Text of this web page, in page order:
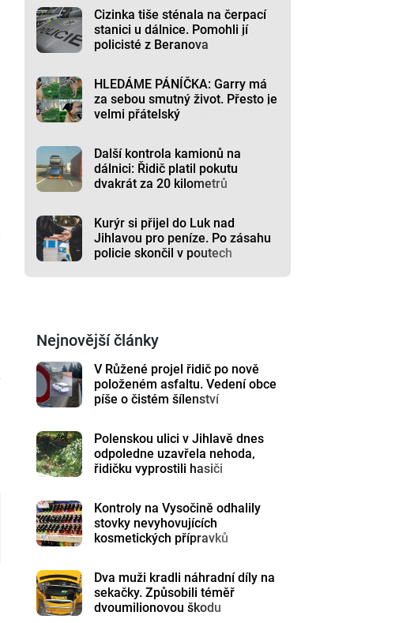
Cizinka tiše sténala na čerpací
stanici u dálnice. Pomohli jí
policisté z Beranova
HLEDÁME PÁNÍČKA: Garry má
za sebou smutný život. Přesto je
velmi přátelský
Další kontrola kamionů na
dálnici: Řidič platil pokutu
dvakrát za 20 kilometrů
Kurýr si přijel do Luk nad
Jihlavou pro peníze. Po zásahu
policie skončil v poutech
Nejnovější články
V Růžené projel řidič po nově
položeném asfaltu. Vedení obce
píše o čistém šílenství
Polenskou ulici v Jihlavě dnes
odpoledne uzavřela nehoda,
řidičku vyprostili hasiči
Kontroly na Vysočině odhalily
stovky nevyhovujících
kosmetických přípravků
Dva muži kradli náhradní díly na
sekačky. Způsobili téměř
dvoumilionovou škodu